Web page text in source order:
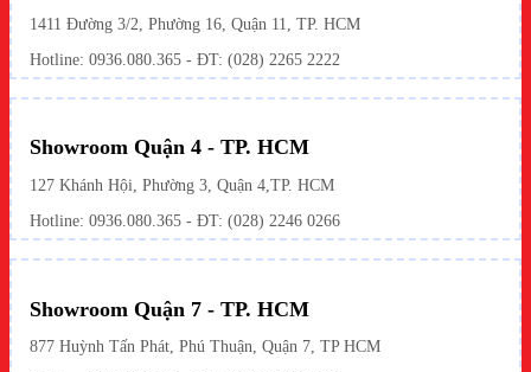
1411 Đường 3/2, Phường 16, Quận 11, TP. HCM
Hotline: 0936.080.365 - ĐT: (028) 2265 2222
Showroom Quận 4 - TP. HCM
127 Khánh Hội, Phường 3, Quận 4,TP. HCM
Hotline: 0936.080.365 - ĐT: (028) 2246 0266
Showroom Quận 7 - TP. HCM
877 Huỳnh Tấn Phát, Phú Thuận, Quận 7, TP HCM